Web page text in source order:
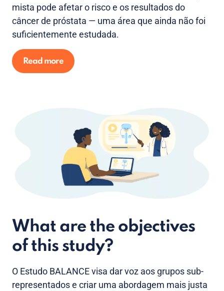
mista pode afetar o risco e os resultados do
câncer de próstata — uma área que ainda não foi
suficientemente estudada.
Read more
What are the objectives
of this study?
O Estudo BALANCE visa dar voz aos grupos sub-
representados e criar uma abordagem mais justa